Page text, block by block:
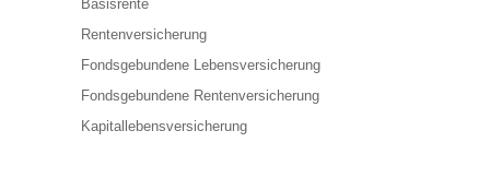
Basisrente
Rentenversicherung
Fondsgebundene Lebensversicherung
Fondsgebundene Rentenversicherung
Kapitallebensversicherung